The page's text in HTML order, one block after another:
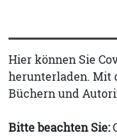
Hier können Sie
herunterladen. Mit
Büchern und
Bitte beachten Sie: